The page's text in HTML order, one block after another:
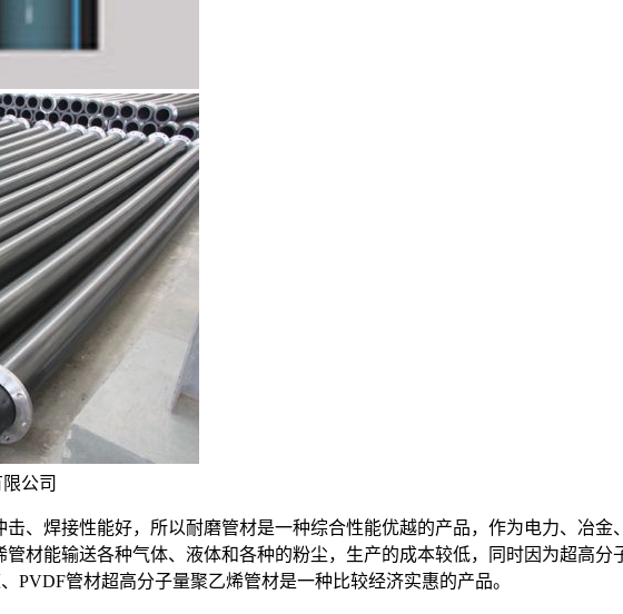
、焊接性能好，所以耐磨管材是一种综合性能优越的产品，作为电力、冶
材能输送各种气体、液体和各种的粉尘，生产的成本较低，同时因为超高
PVDF管材超高分子量聚乙烯管材是一种比较经济实惠的产品。